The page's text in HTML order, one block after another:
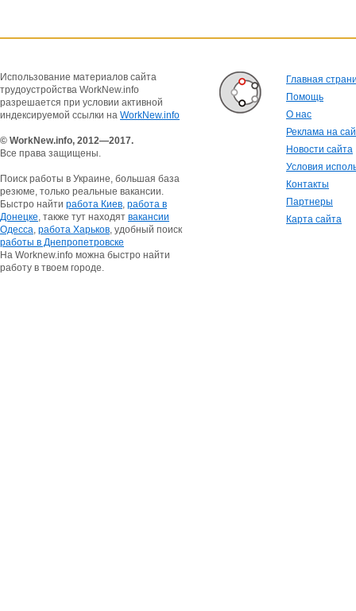
Использование материалов сайта
трудоустройства WorkNew.info
разрешается при условии активной
индексируемой ссылки на WorkNew.info
© WorkNew.info, 2012—2017.
Все права защищены.
Поиск работы в Украине, большая база
резюме, только реальные вакансии.
Быстро найти работа Киев, работа в
Донецке, также тут находят вакансии
Одесса, работа Харьков, удобный поиск
работы в Днепропетровске
На Worknew.info можна быстро найти
работу в твоем городе.
Главная
Помощь
О нас
Реклама на
Новости сайта
Условия
Контакты
Партнеры
Карта сайта